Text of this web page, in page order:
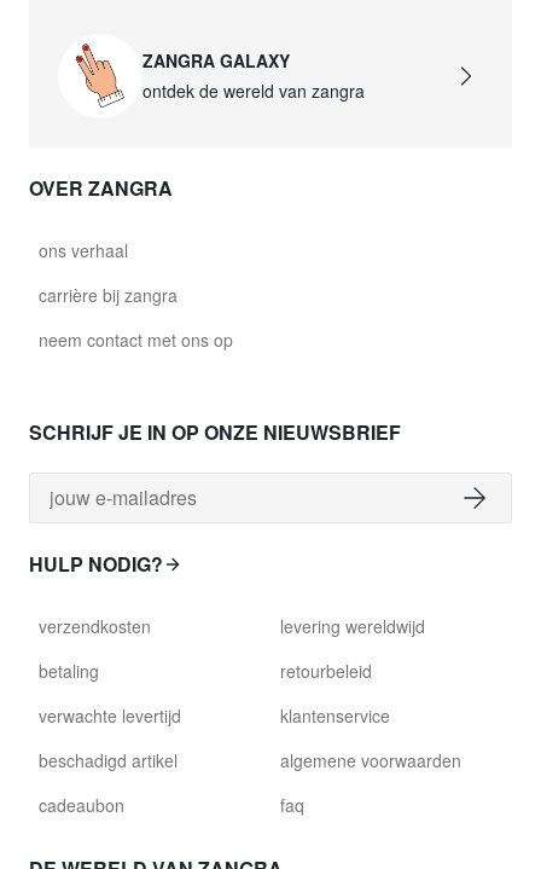
ZANGRA GALAXY
ontdek de wereld van zangra
OVER ZANGRA
ons verhaal
carrière bij zangra
neem contact met ons op
SCHRIJF JE IN OP ONZE NIEUWSBRIEF
HULP NODIG?
verzendkosten
betaling
verwachte levertijd
beschadigd artikel
cadeaubon
levering wereldwijd
retourbeleid
klantenservice
algemene voorwaarden
faq